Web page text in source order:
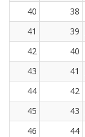
40
38
41
39
42
40
43
41
44
42
45
43
46
44